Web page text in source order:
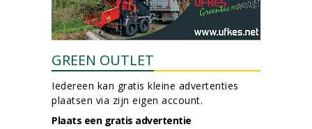
GREEN OUTLET
Iedereen kan gratis kleine advertenties
plaatsen via zijn eigen account.
Plaats een gratis advertentie